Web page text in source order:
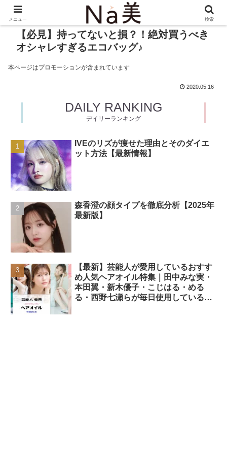
【必見】持ってないと損？！絶対買うべき
オシャレすぎるエコバッグ♪
本ページはプロモーションが含まれています
2020.05.16
DAILY RANKING
デイリーランキング
IVEのリズが痩せた理由とそのダイエ
ット方法【最新情報】
森香澄の顔タイプを徹底分析【2025年
最新版】
【最新】芸能人が愛用しているおすす
め人気ヘアオイル特集｜田中みな実・
本田翼・新木優子・こじはる・める
る・西野七瀬らが毎日使用しているヘ
メニュー 検索